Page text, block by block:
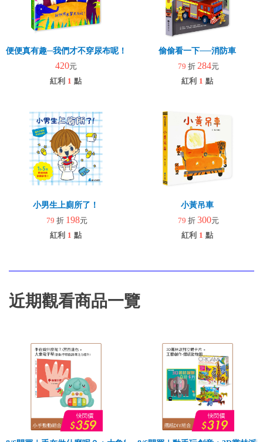
便便真有趣─我們才不穿尿布呢！
420元
紅利 1 點
偷偷看一下──消防車
79 折 284元
紅利 1 點
小男生上廁所了！
79 折 198元
紅利 1 點
小黃吊車
79 折 300元
紅利 1 點
近期觀看商品一覽